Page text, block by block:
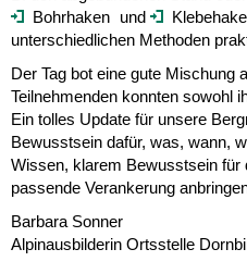
Bohrhaken und
unterschiedlichen Methoden
Der Tag bot eine gute Mischung
Teilnehmenden konnten sowohl
Ein tolles Update für unsere
Bewusstsein dafür, was, wann,
Wissen, klarem Bewusstsein für
passende Verankerung
Barbara Sonner
Alpinausbilderin Ortsstelle